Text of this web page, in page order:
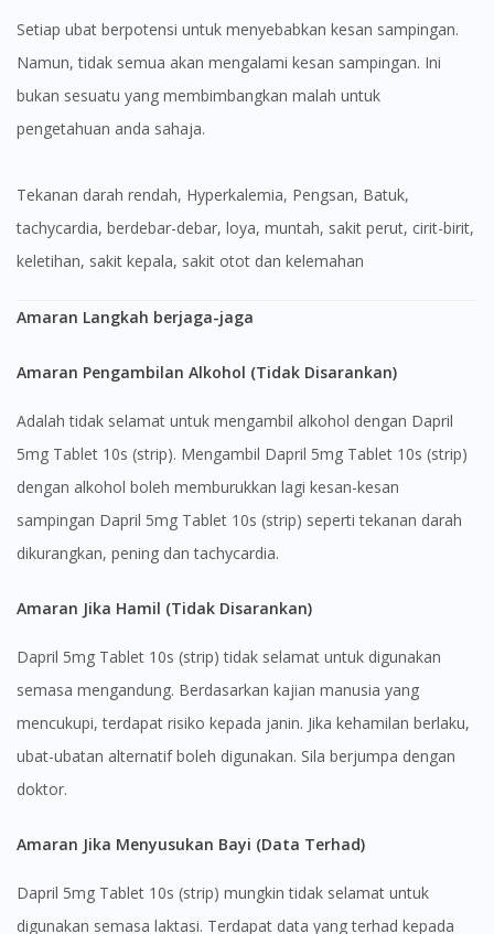
You seem to be shopping from Singapore
You are currently on DoctorOnCall.com.my, our Malaysian
Setiap ubat berpotensi untuk menyebabkan kesan sampingan.
Namun, tidak semua akan mengalami kesan sampingan. Ini
bukan sesuatu yang membimbangkan malah untuk
pengetahuan anda sahaja.
Tekanan darah rendah, Hyperkalemia, Pengsan, Batuk,
tachycardia, berdebar-debar, loya, muntah, sakit perut, cirit-birit,
keletihan, sakit kepala, sakit otot dan kelemahan
Amaran Langkah berjaga-jaga
Amaran Pengambilan Alkohol (Tidak Disarankan)
Adalah tidak selamat untuk mengambil alkohol dengan Dapril
5mg Tablet 10s (strip). Mengambil Dapril 5mg Tablet 10s (strip)
dengan alkohol boleh memburukkan lagi kesan-kesan
sampingan Dapril 5mg Tablet 10s (strip) seperti tekanan darah
dikurangkan, pening dan tachycardia.
Amaran Jika Hamil (Tidak Disarankan)
Dapril 5mg Tablet 10s (strip) tidak selamat untuk digunakan
semasa mengandung. Berdasarkan kajian manusia yang
mencukupi, terdapat risiko kepada janin. Jika kehamilan berlaku,
ubat-ubatan alternatif boleh digunakan. Sila berjumpa dengan
doktor.
Amaran Jika Menyusukan Bayi (Data Terhad)
Dapril 5mg Tablet 10s (strip) mungkin tidak selamat untuk
digunakan semasa laktasi. Terdapat data yang terhad kepada